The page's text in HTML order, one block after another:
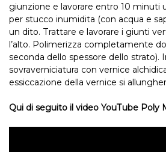
giunzione e lavorare entro 10 minuti
per stucco inumidita (con acqua e
un dito. Trattare e lavorare i giunti
l’alto. Polimerizza completamente
seconda dello spessore dello strato).
sovraverniciatura con vernice
essiccazione della vernice si
Qui di seguito il video YouTube Poly